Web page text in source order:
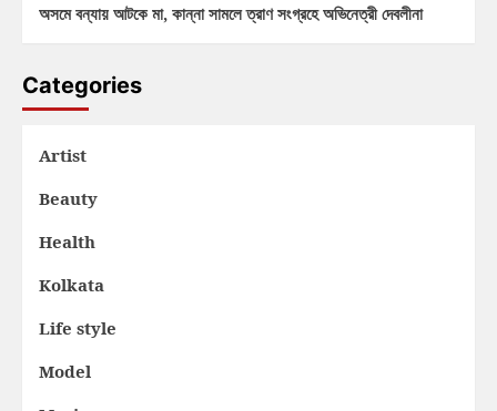
অসমে বন্যায় আটকে মা, কান্না সামলে ত্রাণ সংগ্রহে অভিনেত্রী দেবলীনা
Categories
Artist
Beauty
Health
Kolkata
Life style
Model